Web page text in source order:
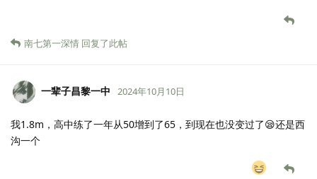
南七第一深情 回复了此帖
一辈子昌黎一中 2024年10月10日
我1.8m，高中练了一年从50增到了65，到现在也没变过了😪还是西
沟一个